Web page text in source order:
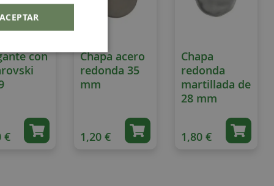
con
€
Chapa acero
redonda 35
mm
1,20 €
Chapa
redonda
martillada de
28 mm
1,80 €
ACEPTAR